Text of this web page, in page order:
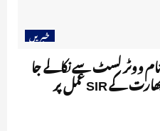
خبریں
ووٹر لسٹ سے نکالے جا
رہے ہیں؟ UN کی رپورٹ میں بھارت کے SIR عمل پر